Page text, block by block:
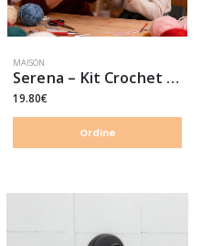
MAISON
Serena – Kit Crochet Ange
19.80€
Ordine